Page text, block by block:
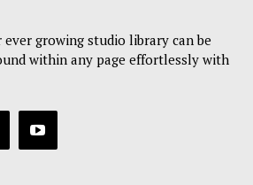
growing studio library can be
within any page effortlessly with